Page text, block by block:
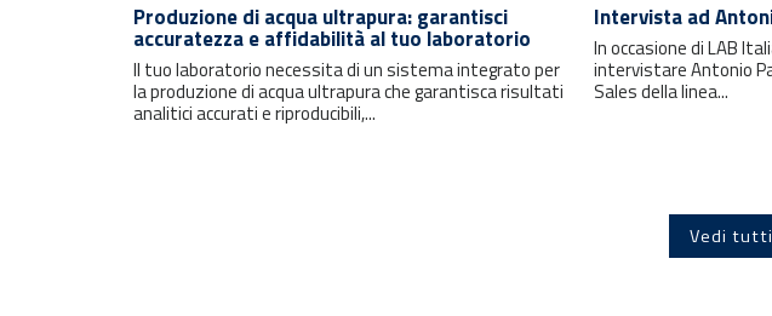
Produzione di acqua ultrapura: garantisci
accuratezza e affidabilità al tuo laboratorio
Il tuo laboratorio necessita di un sistema integrato per
la produzione di acqua ultrapura che garantisca risultati
analitici accurati e riproducibili,...
Intervista ad
In occasione di LAB
intervistare Antonio
Sales della linea...
Vedi